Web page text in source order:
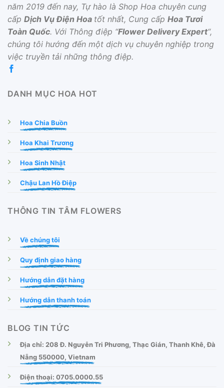
năm 2019 đến nay, Tự hào là Shop Hoa chuyên cung
cấp Dịch Vụ Điện Hoa tốt nhất, Cung cấp Hoa Tươi
Toàn Quốc. Với Thông điệp “Flower Delivery Expert“,
chúng tôi hướng đến một dịch vụ chuyên nghiệp trong
việc truyền tải những thông điệp.
DANH MỤC HOA HOT
Hoa Chia Buồn
Hoa Khai Trương
Hoa Sinh Nhật
Chậu Lan Hồ Điệp
THÔNG TIN TÂM FLOWERS
Về chúng tôi
Quy định giao hàng
Hướng dẫn đặt hàng
Hướng dẫn thanh toán
BLOG TIN TỨC
Địa chỉ: 208 Đ. Nguyễn Tri Phương, Thạc Gián, Thanh Khê, Đà
Nẵng 550000, Vietnam
Điện thoại: 0705.0000.55